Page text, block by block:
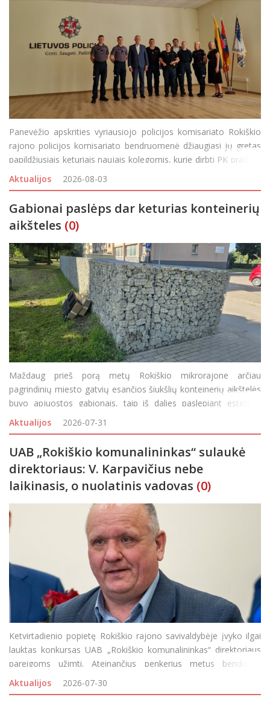
Panevėžio apskrities vyriausiojo policijos komisariato Rokiškio
rajono policijos komisariato bendruomenė džiaugiasi jų gretas
papildžiusiais keturiais naujais kolegomis, kurie dirbti PK pradėjo
baigę mokslus pasinaudoję Rokiškio rajono savivaldybės
pareigūnų skatinimo programa –
Aktualijos 2026-08-03
Gabionai paslėps dar keturias konteinerių
aikšteles (0)
Maždaug prieš porą metų Rokiškio mikrorajone arčiau
pagrindinių miesto gatvių esančios šiukšlių konteinerių aikštelės
buvo apjuostos gabionais, taip iš dalies paslepiant estetinio
miesto vaizdo „darkytojus“. Bet tokių aikštelių, kurioms pr
Aktualijos 2026-07-31
UAB „Rokiškio komunalininkas“ sulaukė
direktoriaus: V. Karpavičius nebe
laikinasis, o nuolatinis vadovas (0)
Ketvirtadienio popietę Rokiškio rajono savivaldybėje įvyko ilgai
lauktas konkursas UAB „Rokiškio komunalininkas“ direktoriaus
pareigoms užimti. Ateinančius penkerius metus bendrovei
vadovaus laikinai beveik metus jos vairą laikęs Vidmantas
Karpavičius. Nors anksčiau klaust
Aktualijos 2026-07-30